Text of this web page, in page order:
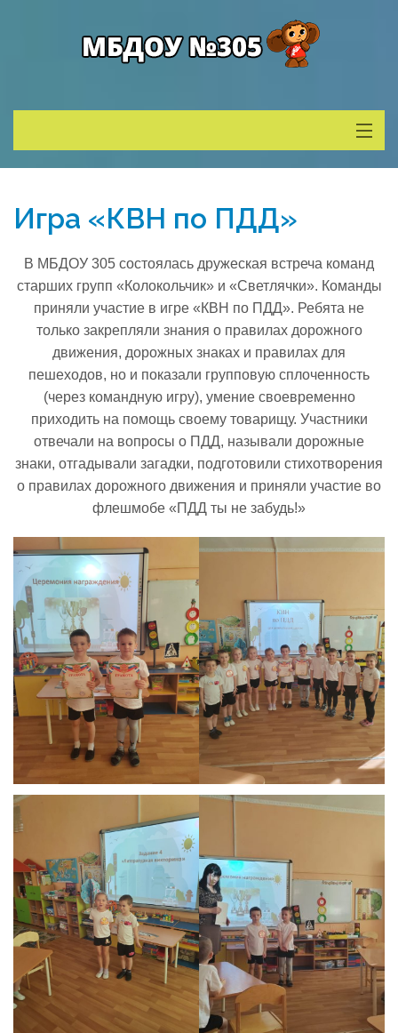
Деятельность
Родителям
Учитель года
Противодействие коррупции
Реализация соц заказа
Напишите нам
Игра «КВН по ПДД»
В МБДОУ 305 состоялась дружеская встреча команд
старших групп «Колокольчик» и «Светлячки». Команды
приняли участие в игре «КВН по ПДД». Ребята не
только закрепляли знания о правилах дорожного
движения, дорожных знаках и правилах для
пешеходов, но и показали групповую сплоченность
(через командную игру), умение своевременно
приходить на помощь своему товарищу. Участники
отвечали на вопросы о ПДД, называли дорожные
знаки, отгадывали загадки, подготовили стихотворения
о правилах дорожного движения и приняли участие во
флешмобе «ПДД ты не забудь!»